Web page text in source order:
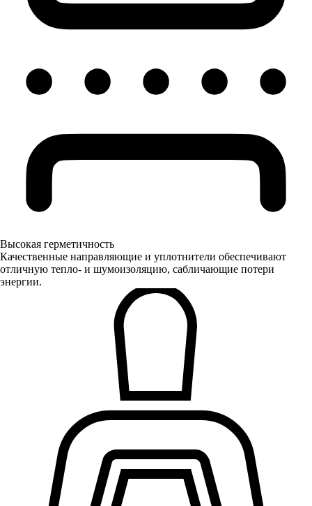
Высокая герметичность
Качественные направляющие и уплотнители обеспечивают
отличную тепло- и шумоизоляцию, сабличающие потери
энергии.